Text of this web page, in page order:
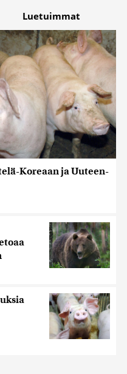
Luetuimmat
Koreaan ja Uuteen-